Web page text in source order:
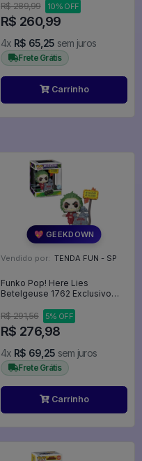
R$ 289,99
10% OFF
R$ 260,99
4x R$ 65,25 sem juros
Frete Grátis
Carrinho
💖 GEEKDOWN
Vendido por: TENDA FUN - SP
Funko Pop! Here Lies
Betelgeuse 1762 Exclusivo
R$ 291,56
5% OFF
R$ 276,98
4x R$ 69,25 sem juros
Frete Grátis
Carrinho